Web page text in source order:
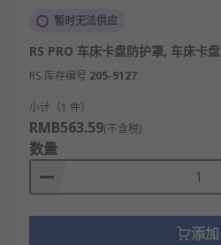
暂时无法供应
RS PRO 车床卡盘防护罩, 车床卡盘
RS 库存编号 205-9127
小计（1 件）
RMB563.59(不含税)
数量
添加